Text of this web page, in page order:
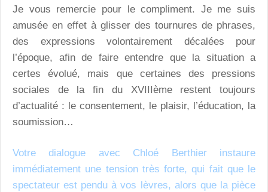
Je vous remercie pour le compliment. Je me suis
amusée en effet à glisser des tournures de phrases,
des expressions volontairement décalées pour
l’époque, afin de faire entendre que la situation a
certes évolué, mais que certaines des pressions
sociales de la fin du XVIIIème restent toujours
d’actualité : le consentement, le plaisir, l’éducation, la
soumission…
Votre dialogue avec Chloé Berthier instaure
immédiatement une tension très forte, qui fait que le
spectateur est pendu à vos lèvres, alors que la pièce